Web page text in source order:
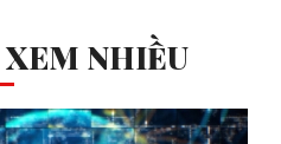
NHIỀU